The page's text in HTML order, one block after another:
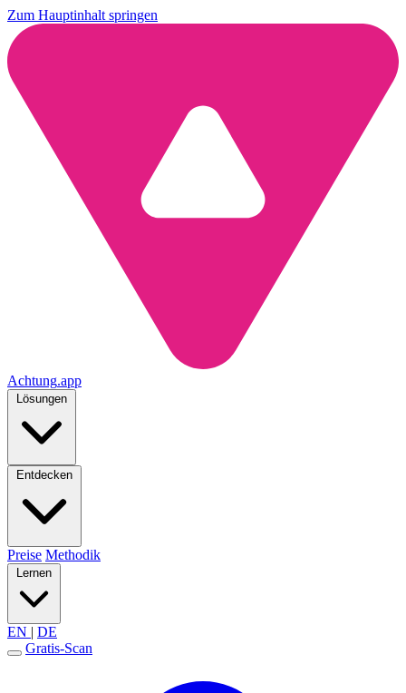
Zum Hauptinhalt springen
Achtung.app
Lösungen
Entdecken
Preise Methodik
Lernen
EN | DE
Gratis-Scan